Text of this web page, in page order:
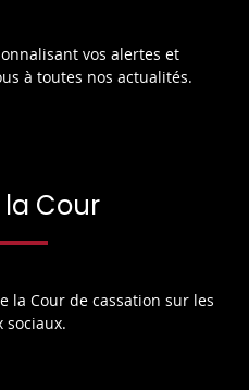
vos alertes et
à toutes nos actualités.
la Cour
la Cour de cassation sur les
sociaux.